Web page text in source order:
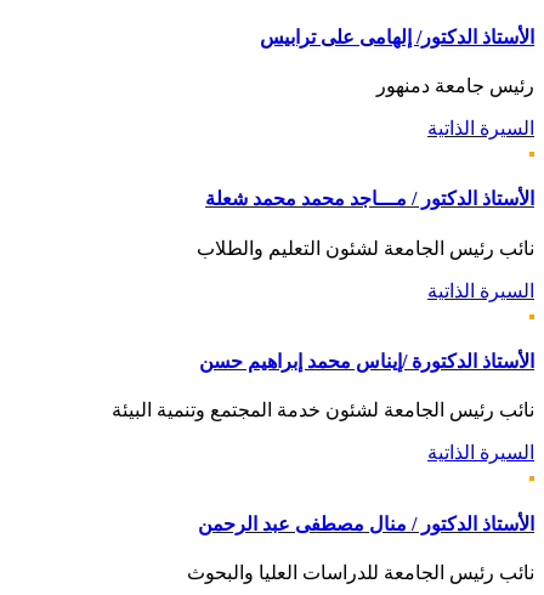
الأستاذ الدكتور/ إلهامى على ترابيس
رئيس جامعة دمنهور
السيرة الذاتية
الأستاذ الدكتور / مـــاجد محمد محمد شعلة
نائب رئيس الجامعة لشئون التعليم والطلاب
السيرة الذاتية
الأستاذ الدكتورة /إيناس محمد إبراهيم حسن
نائب رئيس الجامعة لشئون خدمة المجتمع وتنمية البيئة
السيرة الذاتية
الأستاذ الدكتور / منال مصطفى عبد الرحمن
نائب رئيس الجامعة للدراسات العليا والبحوث